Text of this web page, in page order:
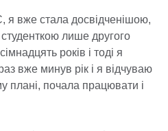
я вже стала досвідченішою,
лише другого
років і тоді я
вже минув рік і я відчуваю
плані, почала працювати і